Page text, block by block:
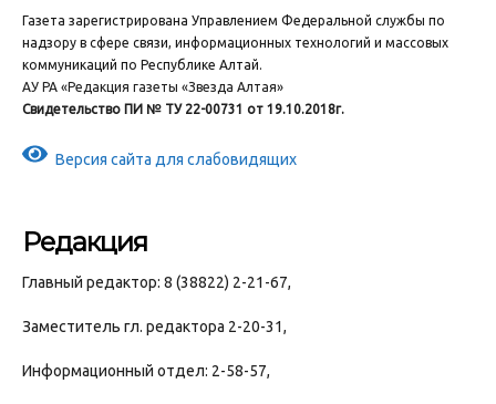
Газета зарегистрирована Управлением Федеральной службы по
надзору в сфере связи, информационных технологий и массовых
коммуникаций по Республике Алтай.
АУ РА «Редакция газеты «Звезда Алтая»
Свидетельство ПИ № ТУ 22-00731 от 19.10.2018г.
Версия сайта для слабовидящих
Редакция
Главный редактор: 8 (38822) 2-21-67,
Заместитель гл. редактора 2-20-31,
Информационный отдел: 2-58-57,